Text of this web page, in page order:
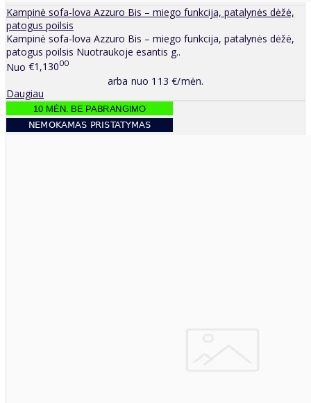
Kampinė sofa-lova Azzuro Bis – miego funkcija, patalynės dėžė,
patogus poilsis
Kampinė sofa-lova Azzuro Bis – miego funkcija, patalynės dėžė,
patogus poilsis Nuotraukoje esantis g..
Nuo €1,13000
arba nuo 113 €/mėn.
Daugiau